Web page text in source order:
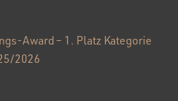
Award – 1. Platz Kategorie
2026